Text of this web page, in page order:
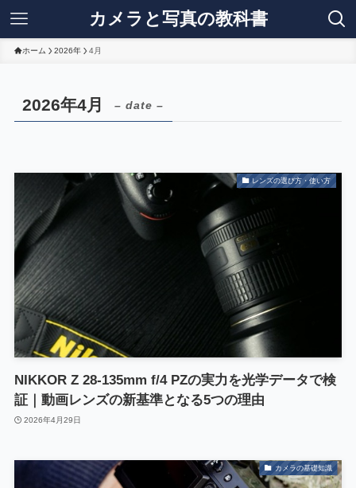
カメラと写真の教科書
ホーム 2026年 4月
2026年4月 – date –
レンズの選び方・使い方
NIKKOR Z 28-135mm f/4 PZの実力を光学データで検
証｜動画レンズの新基準となる5つの理由
2026年4月29日
カメラの基礎知識